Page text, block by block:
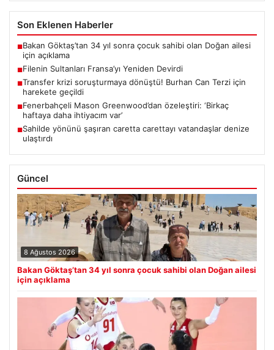
Son Eklenen Haberler
■Bakan Göktaş’tan 34 yıl sonra çocuk sahibi olan Doğan ailesi
için açıklama
■Filenin Sultanları Fransa’yı Yeniden Devirdi
■Transfer krizi soruşturmaya dönüştü! Burhan Can Terzi için
harekete geçildi
■Fenerbahçeli Mason Greenwood’dan özeleştiri: ‘Birkaç
haftaya daha ihtiyacım var’
■Sahilde yönünü şaşıran caretta carettayı vatandaşlar denize
ulaştırdı
Güncel
8 Ağustos 2026
Bakan Göktaş’tan 34 yıl sonra çocuk sahibi olan Doğan ailesi
için açıklama